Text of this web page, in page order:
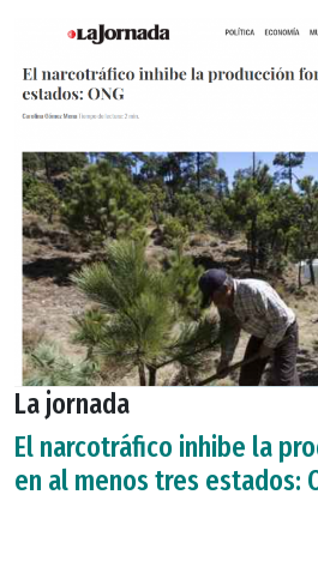
La jornada
El narcotráfico inhibe la
en al menos tres estados: